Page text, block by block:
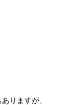
りますが、